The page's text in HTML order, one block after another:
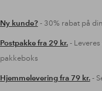
Ny kunde?- 30% rabat på
Postpakke fra 29 kr.-
pakkeboks
Hjemmelevering fra 79 kr.-